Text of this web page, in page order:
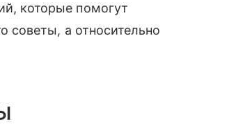
которые помогут
советы, а относительно